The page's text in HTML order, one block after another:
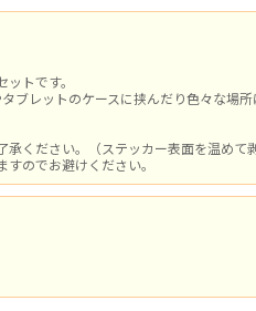
トです。
レットのケースに挟んだり色々な場所
ください。（ステッカー表面を温めて
のでお避けください。